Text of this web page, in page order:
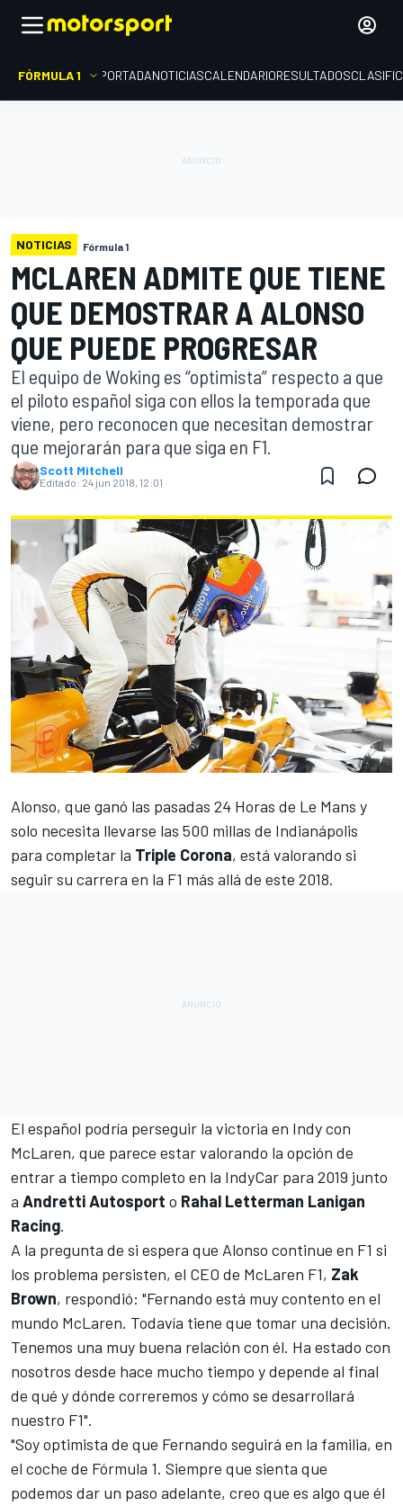
FÓRMULA 1 PORTADANOTICIASCALENDARIORESULTADOS
NOTICIAS Fórmula 1
MCLAREN ADMITE QUE TIENE
QUE DEMOSTRAR A ALONSO
QUE PUEDE PROGRESAR
El equipo de Woking es “optimista” respecto a que
el piloto español siga con ellos la temporada que
viene, pero reconocen que necesitan demostrar
que mejorarán para que siga en F1.
Scott Mitchell
Editado: 24 jun 2018, 12:01
Alonso, que ganó las pasadas 24 Horas de Le Mans y
solo necesita llevarse las 500 millas de Indianápolis
para completar la Triple Corona, está valorando si
seguir su carrera en la F1 más allá de este 2018.
El español podría perseguir la victoria en Indy con
McLaren, que parece estar valorando la opción de
entrar a tiempo completo en la IndyCar para 2019 junto
a Andretti Autosport o Rahal Letterman Lanigan
Racing.
A la pregunta de si espera que Alonso continue en F1 si
los problema persisten, el CEO de McLaren F1, Zak
Brown, respondió: "Fernando está muy contento en el
mundo McLaren. Todavía tiene que tomar una decisión.
Tenemos una muy buena relación con él. Ha estado con
nosotros desde hace mucho tiempo y depende al final
de qué y dónde correremos y cómo se desarrollará
nuestro F1".
"Soy optimista de que Fernando seguirá en la familia, en
el coche de Fórmula 1. Siempre que sienta que
podemos dar un paso adelante, creo que es algo que él